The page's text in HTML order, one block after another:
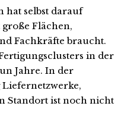
hat selbst darauf
große Flächen,
Fachkräfte braucht.
in der
Jahre. In der
Standort ist noch nicht